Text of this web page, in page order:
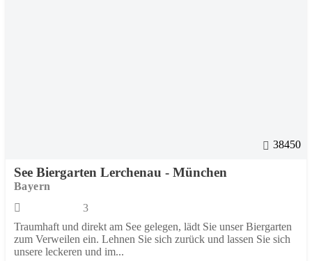
38450
See Biergarten Lerchenau - München
Bayern
3
Traumhaft und direkt am See gelegen, lädt Sie unser Biergarten
zum Verweilen ein. Lehnen Sie sich zurück und lassen Sie sich
unsere leckeren und im...